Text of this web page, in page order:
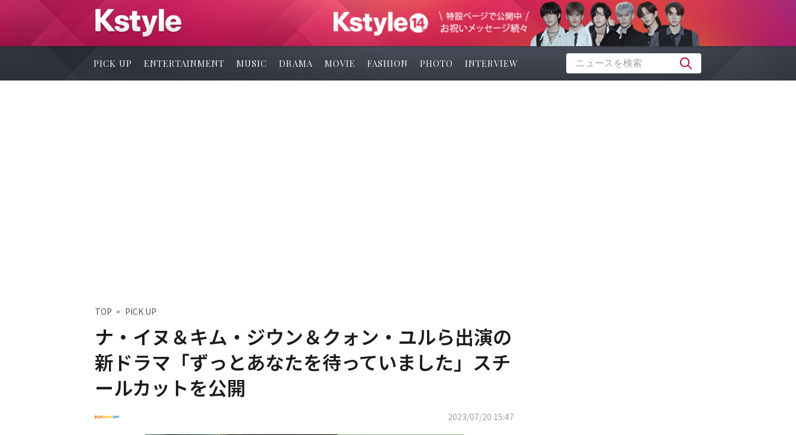
PICK UP ENTERTAINMENT MUSIC DRAMA MOVIE FASHION PHOTO INTERVIEW
TOP PICK UP
ナ・イヌ＆キム・ジウン＆クォン・ユルら出演の
新ドラマ「ずっとあなたを待っていました」スチ
ールカットを公開
2023/07/20 15:47